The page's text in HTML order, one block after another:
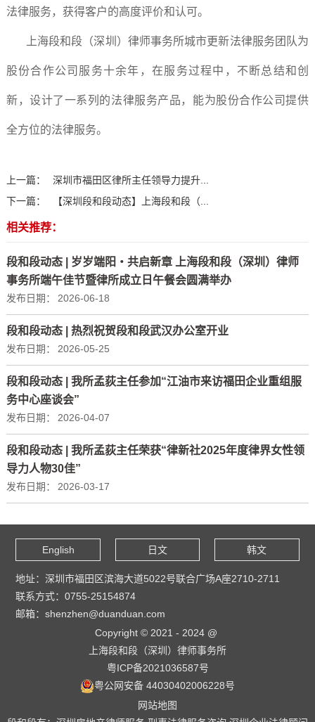
法律服务，获得客户的高度评价和认可。
上海段和段（深圳）律师事务所城市更新法律服务团队为
股份合作公司服务十余年，在服务过程中，不断总结和创
新，设计了一系列的法律服务产品，能为股份合作公司提供
全方位的法律服务。
上一篇：
深圳市福田区律所主任领导力提升...
下一篇：
【深圳段和段动态】上海段和段（...
相关推荐：
段和段动态 | 岁岁端阳・共启新章 上海段和段（深圳）律师
事务所端午佳节暨律所成立日午餐会圆满举办
发布日期： 2026-06-18
段和段动态 | 热烈祝贺段和段武汉办公室开业
发布日期： 2026-05-25
段和段动态 | 我所孟荻主任参加“江油市来访福田企业重组服
务中心座谈会”
发布日期： 2026-04-07
段和段动态 | 我所孟荻主任荣获“律新社2025年度律界女性领
导力人物30佳”
发布日期： 2026-03-17
English 日文 韩文
地址：深圳市福田区滨海大道5022号联合广场A座2710-2711
联系方式：0755-25154874
邮箱：shenzhen@duanduan.com
Copyright © 2021 - 2024 @
上海段和段（深圳）律师事务所
粤ICP备2021036587号
粤公网安备 44030402006228号
网站地图